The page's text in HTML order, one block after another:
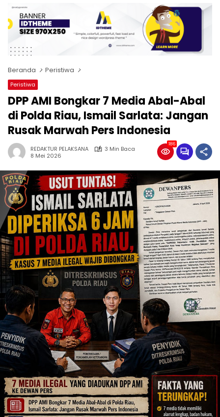
Beranda Peristiwa
Peristiwa
DPP AMI Bongkar 7 Media Abal-Abal
di Polda Riau, Ismail Sarlata: Jangan
Rusak Marwah Pers Indonesia
REDAKTUR PELAKSANA
3 Min Baca
8 Mei 2026
186